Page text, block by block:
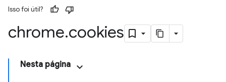
Isso foi útil?
chrome.cookies
Nesta página